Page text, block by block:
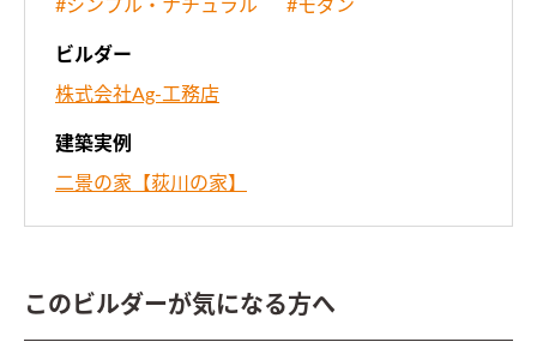
#シンプル・ナチュラル #モダン
ビルダー
株式会社Ag-工務店
建築実例
二景の家【荻川の家】
このビルダーが気になる方へ